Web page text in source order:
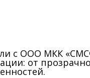
с ООО МКК
от